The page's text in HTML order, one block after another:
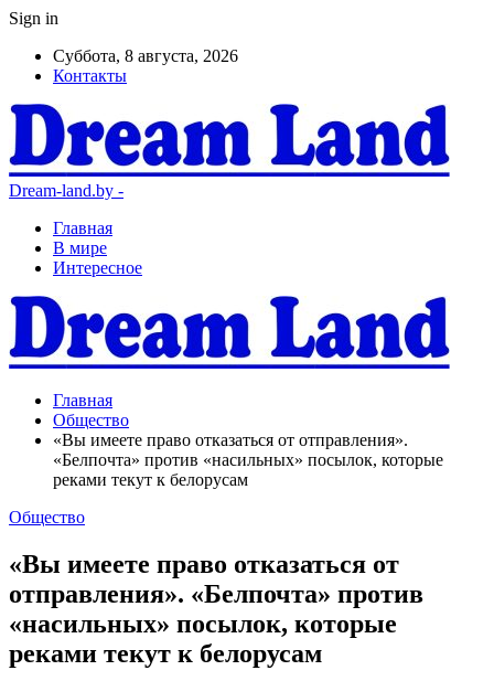
Sign in
Суббота, 8 августа, 2026
Контакты
Dream-land.by -
Главная
В мире
Интересное
Главная
Общество
«Вы имеете право отказаться от отправления».
«Белпочта» против «насильных» посылок, которые
реками текут к белорусам
Общество
«Вы имеете право отказаться от
отправления». «Белпочта» против
«насильных» посылок, которые
реками текут к белорусам